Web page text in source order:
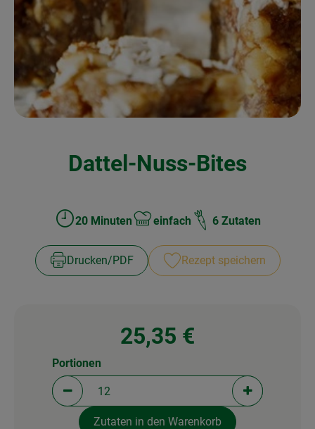
Kochen & Backen
Naturkost
Drogerie
Nützliches
Veranstaltungen
Dattel-Nuss-Bites
Zubreitungszeit:
20 Minuten
Schwierigkeit:
einfach 6 Zutaten
Drucken​/​PDF Rezept speichern
25,35 €
Portionen verringern (aktuell 12 Portionen
Portionen
Portionen
Zutaten in den Warenkorb